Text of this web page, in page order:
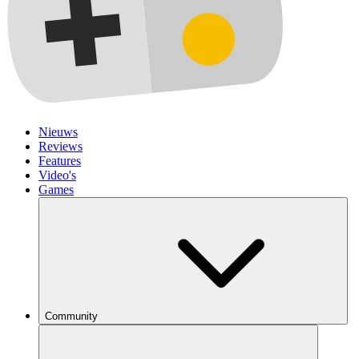
Nieuws
Reviews
Features
Video's
Games
Community